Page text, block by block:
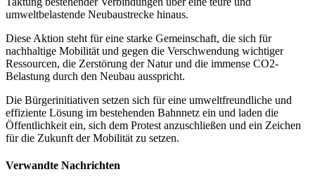
umweltbelastende Neubaustrecke hinaus.
Diese Aktion steht für eine starke Gemeinschaft, die sich für
nachhaltige Mobilität und gegen die Verschwendung wichtiger
Ressourcen, die Zerstörung der Natur und die immense CO2-
Belastung durch den Neubau ausspricht.
Die Bürgerinitiativen setzen sich für eine umweltfreundliche und
effiziente Lösung im bestehenden Bahnnetz ein und laden die
Öffentlichkeit ein, sich dem Protest anzuschließen und ein Zeichen
für die Zukunft der Mobilität zu setzen.
Verwandte Nachrichten